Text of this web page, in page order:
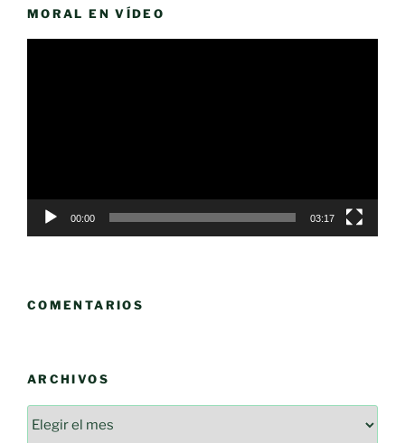
MORAL EN VÍDEO
00:00 03:17
COMENTARIOS
ARCHIVOS
Archivos